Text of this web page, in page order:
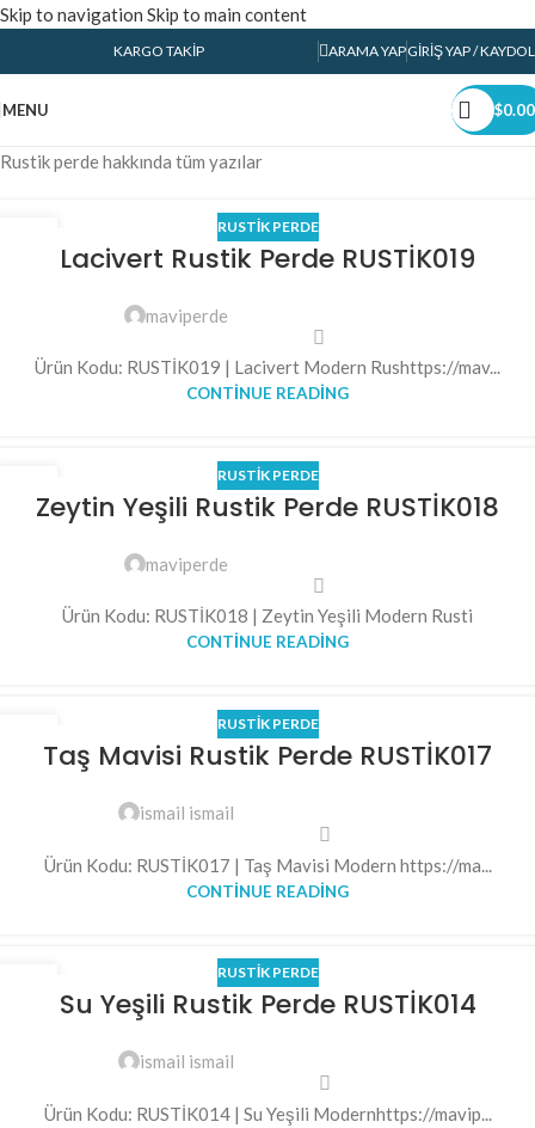
Skip to navigation Skip to main content
KARGO TAKIP ARAMA YAPGIRIŞ YAP / KAYDOL
MENU $0.00
Rustik perde hakkında tüm yazılar
RUSTIK PERDE
Lacivert Rustik Perde RUSTİK019
maviperde
Ürün Kodu: RUSTİK019 | Lacivert Modern Rushttps://mav...
CONTINUE READING
TEM
RUSTIK PERDE
Zeytin Yeşili Rustik Perde RUSTİK018
maviperde
Ürün Kodu: RUSTİK018 | Zeytin Yeşili Modern Rusti
CONTINUE READING
RUSTIK PERDE
Taş Mavisi Rustik Perde RUSTİK017
ismail ismail
Ürün Kodu: RUSTİK017 | Taş Mavisi Modern https://ma...
CONTINUE READING
RUSTIK PERDE
Su Yeşili Rustik Perde RUSTİK014
ismail ismail
Ürün Kodu: RUSTİK014 | Su Yeşili Modernhttps://mavip...